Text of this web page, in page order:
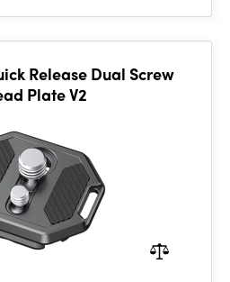
Release Dual Screw
Plate V2